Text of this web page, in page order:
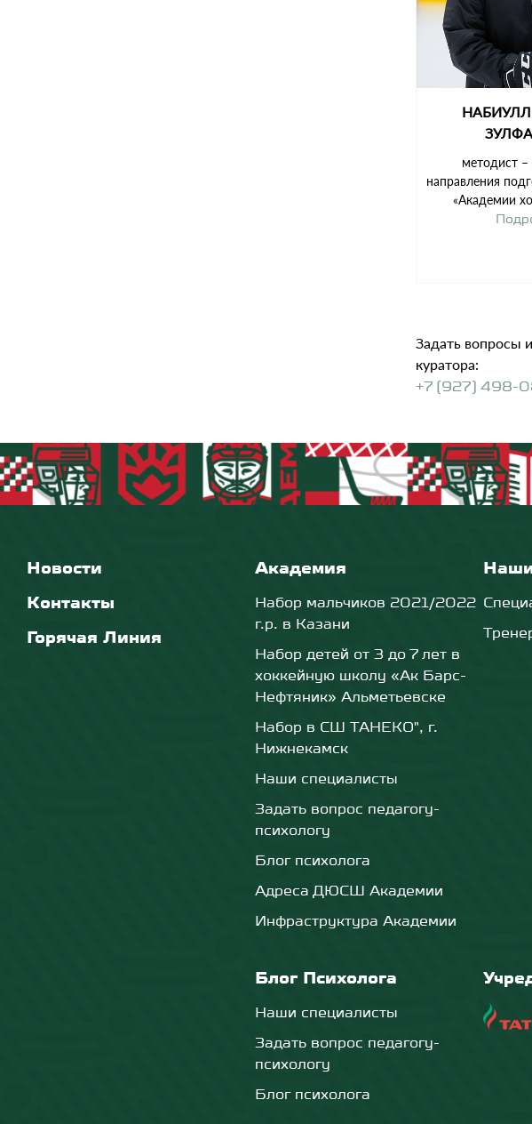
методист –
направления
«Академии
Задать вопросы
куратора:
+7 (927) 498-
Новости
Контакты
Горячая Линия
Академия
Набор мальчиков 2021/2022
г.р. в Казани
Набор детей от 3 до 7 лет в
хоккейную школу «Ак Барс-
Нефтяник» Альметьевске
Набор в СШ ТАНЕКО", г.
Нижнекамск
Наши специалисты
Задать вопрос педагогу-
психологу
Блог психолога
Адреса ДЮСШ Академии
Инфраструктура Академии
Блог Психолога
Наши специалисты
Задать вопрос педагогу-
психологу
Блог психолога